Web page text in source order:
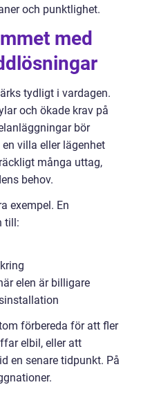
och punktlighet.
med
tydligt i vardagen.
och ökade krav på
bör
villa eller lägenhet
många uttag,
behov.
exempel. En
till:
elen är billigare
förbereda för att fler
elbil, eller att
en senare tidpunkt. På